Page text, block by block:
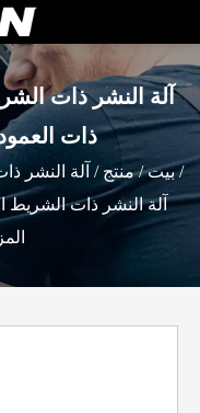
ذات
بيت/منتج / آلة النشر
/